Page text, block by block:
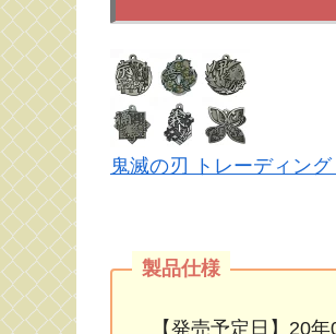
鬼滅の刃 トレーディン
【発売予定日】20